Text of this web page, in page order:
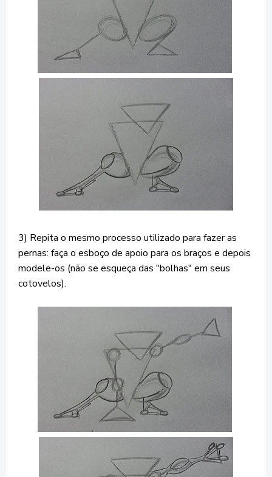
3) Repita o mesmo processo utilizado para fazer as
pernas: faça o esboço de apoio para os braços e depois
modele-os (não se esqueça das "bolhas" em seus
cotovelos).